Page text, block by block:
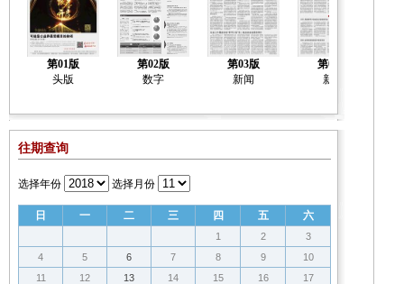
第01版
头版
第02版
数字
第03版
新闻
第04版
新闻
往期查询
选择年份 选择月份
日 一 二 三 四 五 六
1 2
3
4
5 6 7 8 9
10
11
12 13 14 15 16
17